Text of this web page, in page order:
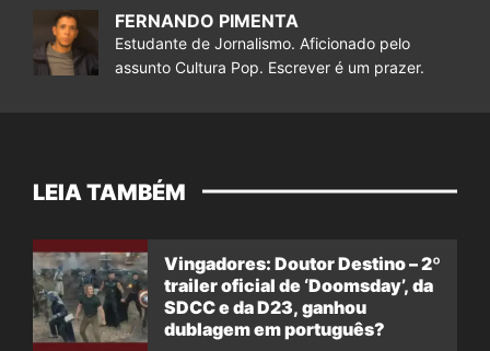
FERNANDO PIMENTA
Estudante de Jornalismo. Aficionado pelo
assunto Cultura Pop. Escrever é um prazer.
LEIA TAMBÉM
Vingadores: Doutor Destino – 2º
trailer oficial de ‘Doomsday’, da
SDCC e da D23, ganhou
dublagem em português?